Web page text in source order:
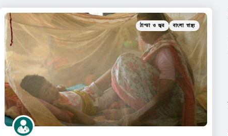
Categories
Posted
in
ঠান্ডা ও জ্বর বাংলা স্বাস্থ্য